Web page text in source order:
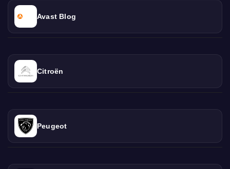
Avast Blog
Citroën
Peugeot